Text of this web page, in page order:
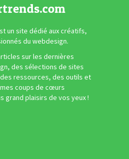
un site dédié aux créatifs,
du webdesign.
sur les dernières
des sélections de sites
ressources, des outils et
coups de cœurs
grand plaisirs de vos yeux !